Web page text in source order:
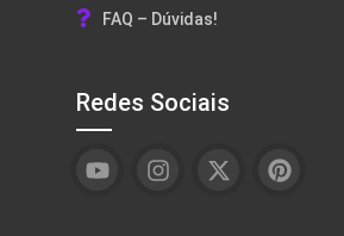
FAQ – Dúvidas!
Redes Sociais